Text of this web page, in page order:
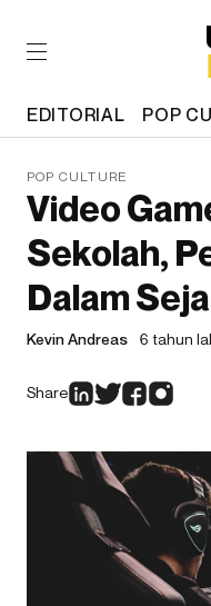
EDITORIAL POP
POP CULTURE
Video
Sekolah,
Dalam
Kevin Andreas 6 tahun
Share